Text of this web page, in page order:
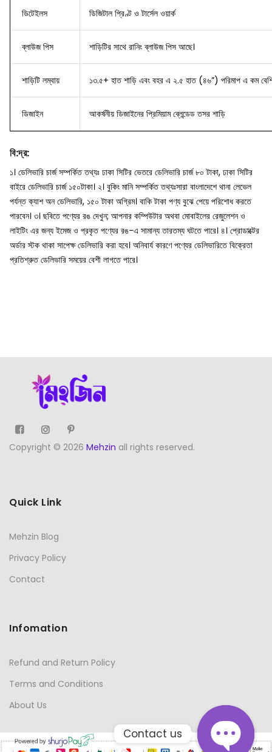
ডিটেইলস ডিজিটাল প্রিণ্ট ও টার্সেল ওয়ার্ক
ব্লাউজ পিস শাড়িটির সাথে রানিং ব্লাউজ পিস আছে।
শাড়িটি লম্বায় ১৩.৫+ হাত শাড়ি এবং বহর এ ২.৫ হাত (৪৬”) পরিমাপ এ কম
ডিজাইন আকর্ষনীয় ডিজাইনের প্রিমিয়াম ব্লেন্ডেড তসর শাড়ি
বি:দ্র:
১। ডেলিভারি চার্জ সম্পর্কিত তথ্যঃ ঢাকা সিটির ভেতরে ডেলিভারি চার্জ ৮০ টাকা, ঢাকা সিটির
বাইরে ডেলিভারি চার্জ ১৫০টাকা। ২। বুকিং মানি সম্পর্কিত তথ্যঃসারা বাংলাদেশে থানা লেভেল
পর্যন্ত ক্যাশ অন ডেলিভারি, ১৫০ টাকা অগ্রিম। বাকি টাকা পণ্য বুঝে পেয়ে পরিশোধ করতে
পারবেন। ৩। ছবিতে পণ্যের রঙ দেখুন; আপনার কম্পিউটার অথবা মোবাইলের রেজুলেশন ও
লাইটিং এর জন্য ইমেজ ও প্রকৃত পণ্যের রঙ-এ সামান্য তারতম্য ঘটতে পারে। ৪। প্রোডাক্টের
অর্ডার স্টক থাকা সাপেক্ষ ডেলিভারি করা হবে। অনিবার্য কারণে পণ্যের ডেলিভারিতে বিক্রেতা
প্রতিশ্রুত ডেলিভারি সময়ের বেশী লাগতে পারে।
Copyright © 2026 Mehzin all rights reserved.
Quick Link
Mehzin Blog
Privacy Policy
Contact
Infomation
Refund and Return Policy
Terms and Conditions
About Us
Contact us